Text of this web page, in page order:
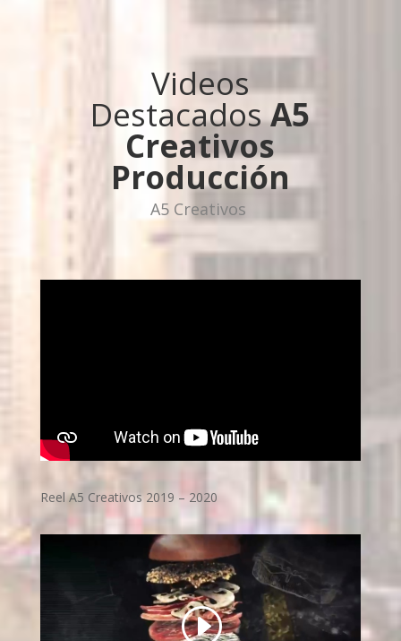
Videos
DestacadosA5
Creativos
Producción
A5 Creativos
Reel A5 Creativos 2019 – 2020